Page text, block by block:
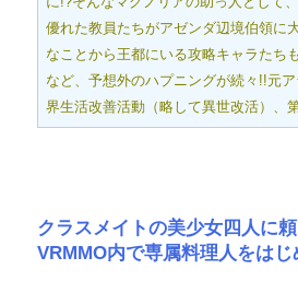
優れた教員たちがアゼンダ辺境伯領に
なことから王都にいる攻略キャラたち
など、予想外のハプニングが続々!!元
界生活改善活動（略して異世改活）、
クラスメイトの美少女四人に頼
VRMMO内で専属料理人をはじ